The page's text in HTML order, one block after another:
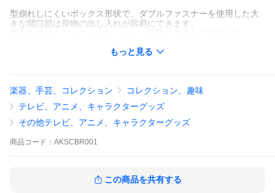
型崩れしにくいボックス形状で、ダブルファスナーを使用した大
きな開口部は荷物の出し入れが容易にできます。
にはPCも収納できる大き目のポケットがあります。
【素材】HDPE(高密度ポリエチレン)、ポリエステル
【生産国】中国
(c)はまじあき／芳文社・アニプレックス
もっと見る
楽器、手芸、コレクション
コレクション、趣味
テレビ、アニメ、キャラクターグッズ
その他テレビ、アニメ、キャラクターグッズ
商品 コード： AKSCBR001
この商品を共有する